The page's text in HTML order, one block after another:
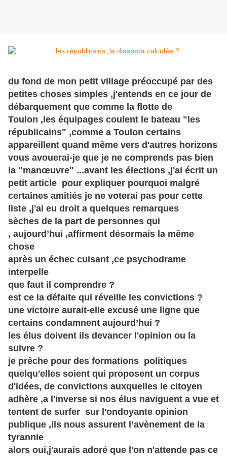
du fond de mon petit village préoccupé par des
petites choses simples ,j'entends en ce jour de
débarquement que comme la flotte de
Toulon ,les équipages coulent le bateau "les
républicains" ,comme a Toulon certains
appareillent quand même vers d'autres horizons
vous avouerai-je que je ne comprends pas bien
la "manœuvre" ...avant les élections ,j'ai écrit un
petit article pour expliquer pourquoi malgré
certaines amitiés je ne voterai pas pour cette
liste ,j'ai eu droit a quelques remarques
sèches de la part de personnes qui
, aujourd’hui ,affirment désormais la même
chose
après un échec cuisant ,ce psychodrame
interpelle
que faut il comprendre ?
est ce la défaite qui réveille les convictions ?
une victoire aurait-elle excusé une ligne que
certains condamnent aujourd’hui ?
les élus doivent ils devancer l'opinion ou la
suivre ?
je prêche pour des formations politiques
quelqu'elles soient qui proposent un corpus
d'idées, de convictions auxquelles le citoyen
adhère ,a l'inverse si nos élus naviguent a vue et
tentent de surfer sur l'ondoyante opinion
publique ,ils nous assurent l’avènement de la
tyrannie
alors oui,j'aurais adoré que l'on n'attende pas ce